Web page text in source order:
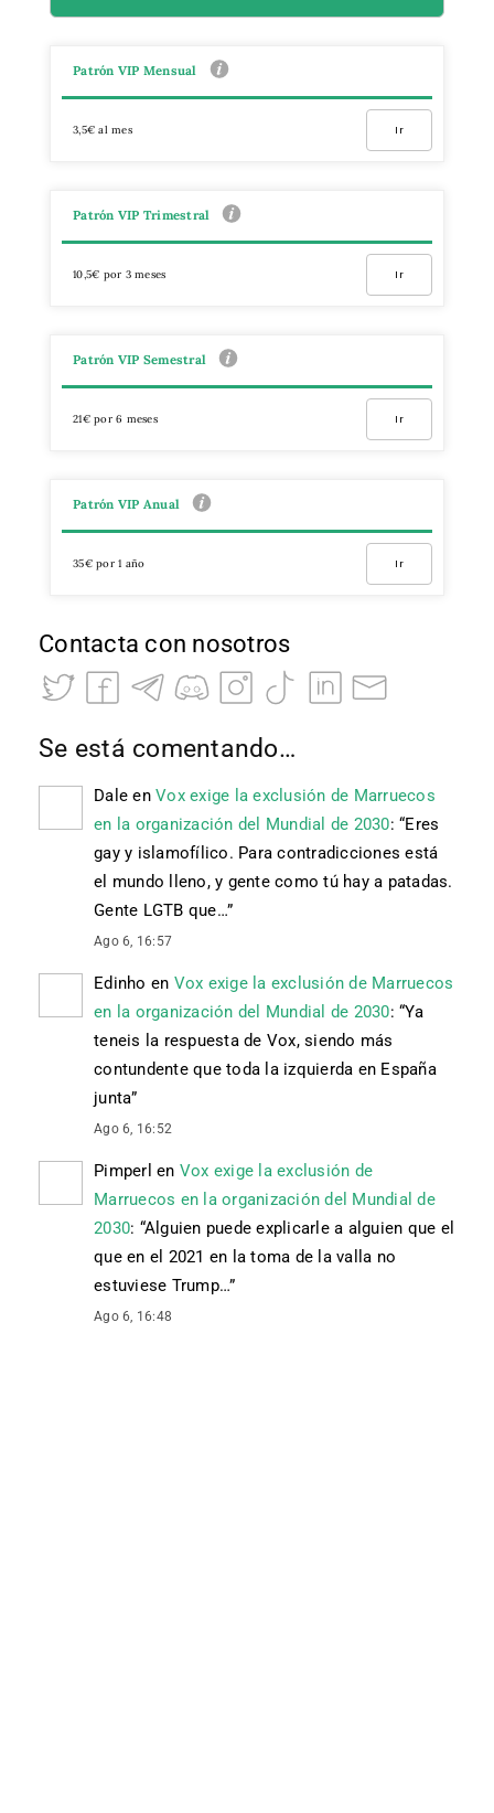
Patrón VIP Mensual
3,5€ al mes Ir
Patrón VIP Trimestral
10,5€ por 3 meses Ir
Patrón VIP Semestral
21€ por 6 meses Ir
Patrón VIP Anual
35€ por 1 año Ir
Contacta con nosotros
Se está comentando…
Dale en Vox exige la exclusión de Marruecos
en la organización del Mundial de 2030: “Eres
gay y islamofílico. Para contradicciones está
el mundo lleno, y gente como tú hay a patadas.
Gente LGTB que…”
Ago 6, 16:57
Edinho en Vox exige la exclusión de Marruecos
en la organización del Mundial de 2030: “Ya
teneis la respuesta de Vox, siendo más
contundente que toda la izquierda en España
junta”
Ago 6, 16:52
Pimperl en Vox exige la exclusión de
Marruecos en la organización del Mundial de
2030: “Alguien puede explicarle a alguien que el
que en el 2021 en la toma de la valla no
estuviese Trump…”
Ago 6, 16:48